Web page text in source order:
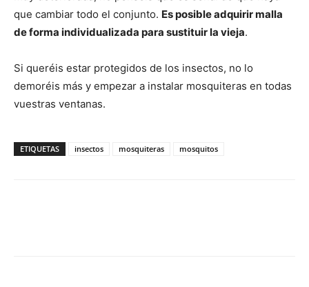
que cambiar todo el conjunto. Es posible adquirir malla
de forma individualizada para sustituir la vieja.
Si queréis estar protegidos de los insectos, no lo
demoréis más y empezar a instalar mosquiteras en todas
vuestras ventanas.
ETIQUETAS insectos mosquiteras mosquitos